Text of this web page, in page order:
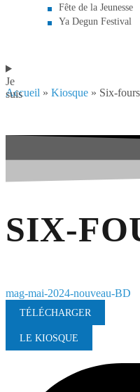
Fête de la Jeunesse
Ya Degun Festival
Je
suis
Accueil » Kiosque » Six-
SIX-
mag-mai-2024-nouveau-BD
TÉLÉCHARGER
LE KIOSQUE